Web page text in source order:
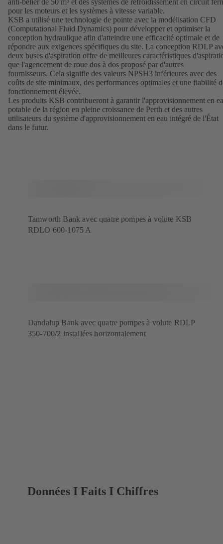
anti-bélier de 50 m³ et des systèmes de refroidissement en circuit
pour les moteurs et les systèmes à vitesse variable.
KSB a utilisé une technologie de pointe avec la modélisation CFD
(Computational Fluid Dynamics) pour développer et optimiser la
conception hydraulique afin d'atteindre une efficacité optimale et de
répondre aux exigences spécifiques du site. La conception RDLP
deux buses d'aspiration offre de meilleures caractéristiques
que l'agencement de roue dos à dos proposé par d'autres
fournisseurs. Cela signifie des valeurs NPSH3 inférieures avec des
coûts de site minimaux, des performances optimales et une fiabilité
fonctionnement élevée.
Les produits KSB contribueront à garantir l'approvisionnement en
potable de la région en pleine croissance de Perth et des autres
utilisateurs du système d'approvisionnement en eau intégré de l'État
dans le futur.
Tamworth Bank avec quatre pompes à volute KSB
RDLO 600-1075 A
Dandalup Bank avec quatre pompes à volute RDLP
350-700/2 installées horizontalement
Données I Faits I Chiffres